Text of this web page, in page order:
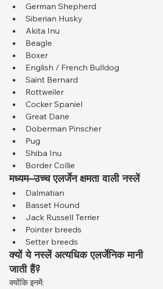
German Shepherd
Siberian Husky
Akita Inu
Beagle
Boxer
English / French Bulldog
Saint Bernard
Rottweiler
Cocker Spaniel
Great Dane
Doberman Pinscher
Pug
Shiba Inu
Border Collie
मध्यम–उच्च एलर्जेन क्षमता वाली नस्लें
Dalmatian
Basset Hound
Jack Russell Terrier
Pointer breeds
Setter breeds
क्यों ये नस्लें अत्यधिक एलर्जेनिक मानी
जाती हैं?
क्योंकि इनमें: